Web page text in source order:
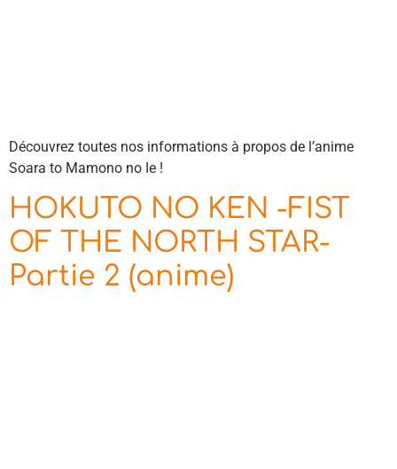
Découvrez toutes nos informations à propos de l’anime
Soara to Mamono no Ie !
HOKUTO NO KEN -FIST
OF THE NORTH STAR-
Partie 2 (anime)